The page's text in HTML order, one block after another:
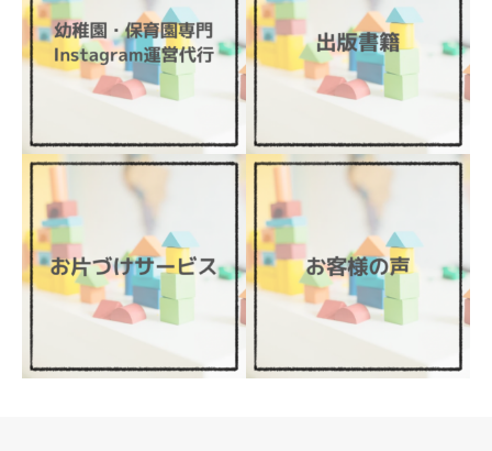
幼稚園・保育園専用
Instagram運営代行
【中国・ベトナム・3か国
で出版】著書「３歳から